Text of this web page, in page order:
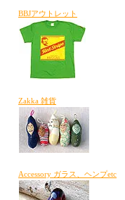
BBJアウトレット
Zakka 雑貨
Accessory ガラス、ヘンプetc